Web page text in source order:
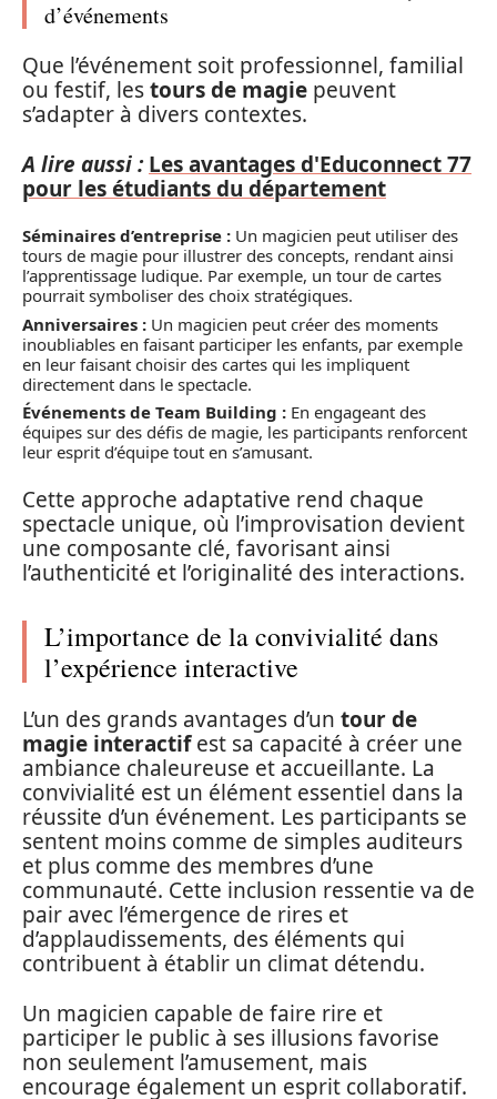
d’événements
Que l’événement soit professionnel, familial
ou festif, lestours de magie peuvent
s’adapter à divers contextes.
A lire aussi : Les avantages d'Educonnect 77
pour les étudiants du département
Séminaires d’entreprise : Un magicien peut utiliser des
tours de magie pour illustrer des concepts, rendant ainsi
l’apprentissage ludique. Par exemple, un tour de cartes
pourrait symboliser des choix stratégiques.
Anniversaires : Un magicien peut créer des moments
inoubliables en faisant participer les enfants, par exemple
en leur faisant choisir des cartes qui les impliquent
directement dans le spectacle.
Événements de Team Building : En engageant des
équipes sur des défis de magie, les participants renforcent
leur esprit d’équipe tout en s’amusant.
Cette approche adaptative rend chaque
spectacle unique, où l’improvisation devient
une composante clé, favorisant ainsi
l’authenticité et l’originalité des interactions.
L’importance de la convivialité dans
l’expérience interactive
L’un des grands avantages d’un tour de
magie interactifest sa capacité à créer une
ambiance chaleureuse et accueillante. La
convivialité est un élément essentiel dans la
réussite d’un événement. Les participants se
sentent moins comme de simples auditeurs
et plus comme des membres d’une
communauté. Cette inclusion ressentie va de
pair avec l’émergence de rires et
d’applaudissements, des éléments qui
contribuent à établir un climat détendu.
Un magicien capable de faire rire et
participer le public à ses illusions favorise
non seulement l’amusement, mais
encourage également un esprit collaboratif.